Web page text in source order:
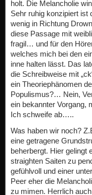
holt. Die Melancholie
Sehr ruhig konzipiert ist
wenig in Richtung
diese Passage mit
fragil… und für den
welches mich bei den
inne halten lässt. Das
die Schreibweise mit
ein Theoriephänomen
Populismus?… Nein,
ein bekannter Vorgang,
Ich schweife ab…..
Was haben wir noch?
eine getragene
beherbergt. Hier gelingt
straighten Saiten zu
gefühlvoll und einer
Peer eher die
zu mimen. Herrlich